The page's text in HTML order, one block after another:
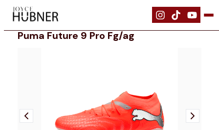
| Schuhe |
Puma Future 9 Pro Fg/ag